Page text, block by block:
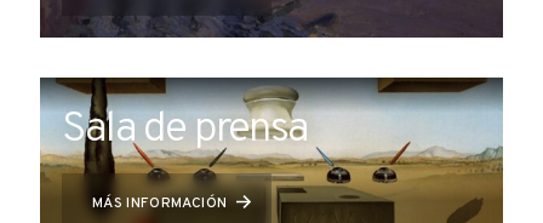
Sala de prensa
MÁS INFORMACIÓN